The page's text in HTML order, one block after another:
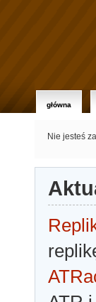
główna
Nie jesteś